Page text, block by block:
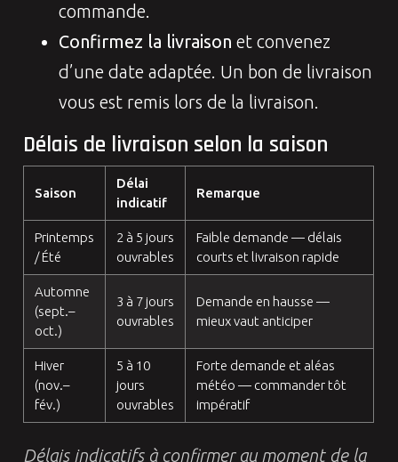
commande.
Confirmez la livraison et convenez
d’une date adaptée. Un bon de livraison
vous est remis lors de la livraison.
Délais de livraison selon la saison
Saison
Délai
indicatif
Remarque
Printemps
/ Été
2 à 5 jours
ouvrables
Faible demande — délais
courts et livraison rapide
Automne
(sept.–
oct.)
3 à 7 jours
ouvrables
Demande en hausse —
mieux vaut anticiper
Hiver
(nov.–
fév.)
5 à 10
jours
ouvrables
Forte demande et aléas
météo — commander tôt
impératif
Délais indicatifs à confirmer au moment de la